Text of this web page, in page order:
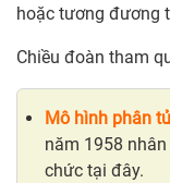
hoặc tương đương
Chiều đoàn tham
Mô hình phân
năm 1958
chức tại đây.